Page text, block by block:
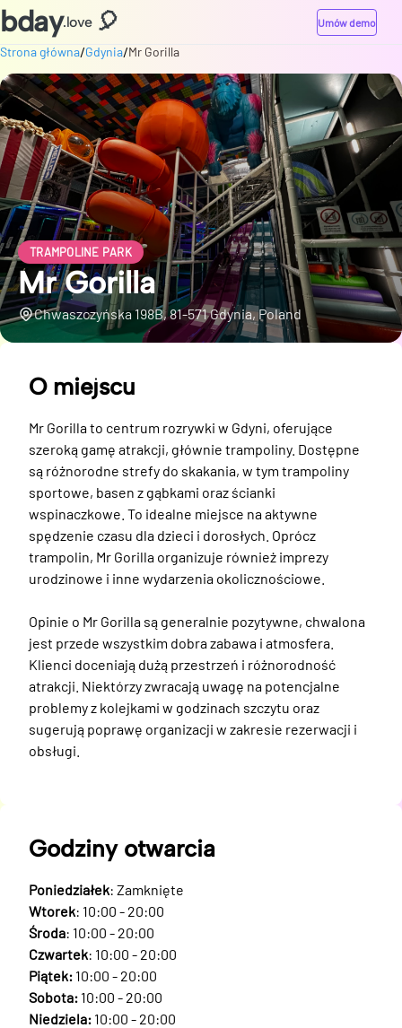
bday.love 🎈 Umów demo
Strona główna/Gdynia/Mr Gorilla
TRAMPOLINE PARK
Mr Gorilla
Chwaszczyńska 198B, 81-571 Gdynia, Poland
O miejscu
Mr Gorilla to centrum rozrywki w Gdyni, oferujące
szeroką gamę atrakcji, głównie trampoliny. Dostępne
są różnorodne strefy do skakania, w tym trampoliny
sportowe, basen z gąbkami oraz ścianki
wspinaczkowe. To idealne miejsce na aktywne
spędzenie czasu dla dzieci i dorosłych. Oprócz
trampolin, Mr Gorilla organizuje również imprezy
urodzinowe i inne wydarzenia okolicznościowe.
Opinie o Mr Gorilla są generalnie pozytywne, chwalona
jest przede wszystkim dobra zabawa i atmosfera.
Klienci doceniają dużą przestrzeń i różnorodność
atrakcji. Niektórzy zwracają uwagę na potencjalne
problemy z kolejkami w godzinach szczytu oraz
sugerują poprawę organizacji w zakresie rezerwacji i
obsługi.
Godziny otwarcia
Poniedziałek: Zamknięte
Wtorek: 10:00 - 20:00
Środa: 10:00 - 20:00
Czwartek: 10:00 - 20:00
Piątek: 10:00 - 20:00
Sobota: 10:00 - 20:00
Niedziela: 10:00 - 20:00